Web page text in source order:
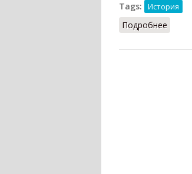
Tags:
История
Подробнее